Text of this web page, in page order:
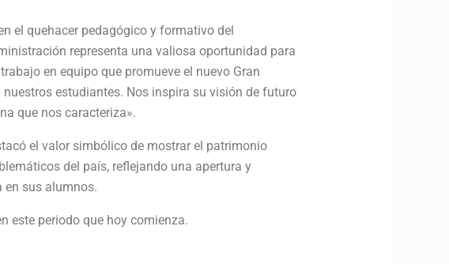
el quehacer pedagógico y formativo del
representa una valiosa oportunidad para
en equipo que promueve el nuevo Gran
estudiantes. Nos inspira su visión de futuro
que nos caracteriza».
el valor simbólico de mostrar el patrimonio
del país, reflejando una apertura y
en sus alumnos.
este periodo que hoy comienza.